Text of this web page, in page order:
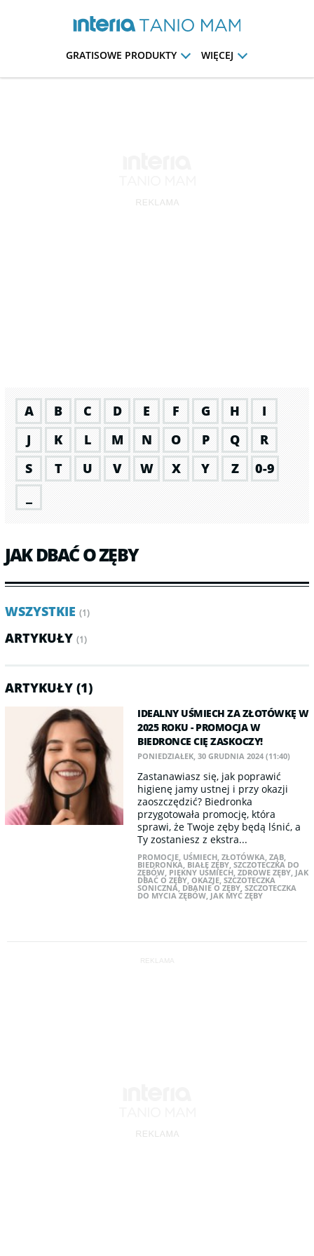
GRATISOWE PRODUKTY WIĘCEJ
A B C D E F G H
I
J
K L M N O P Q
R
S
T U V W X Y Z
0-9
JAK DBAĆ O ZĘBY
WSZYSTKIE (1)
ARTYKUŁY (1)
ARTYKUŁY (1)
IDEALNY UŚMIECH ZA ZŁOTÓWKĘ W
2025 ROKU - PROMOCJA W
BIEDRONCE CIĘ ZASKOCZY!
PONIEDZIAŁEK, 30 GRUDNIA 2024 (11:40)
Zastanawiasz się, jak poprawić
higienę jamy ustnej i przy okazji
zaoszczędzić? Biedronka
przygotowała promocję, która
sprawi, że Twoje zęby będą lśnić, a
Ty zostaniesz z ekstra...
PROMOCJE, UŚMIECH,ZŁOTÓWKA,ZĄB,
BIEDRONKA, BIAŁE ZĘBY,SZCZOTECZKA DO
ZĘBÓW, PIĘKNY UŚMIECH,ZDROWE ZĘBY, JAK
DBAĆ O ZĘBY,OKAZJE,SZCZOTECZKA
SONICZNA, DBANIE O ZĘBY,SZCZOTECZKA
DO MYCIA ZĘBÓW, JAK MYĆ ZĘBY
REKLAMA